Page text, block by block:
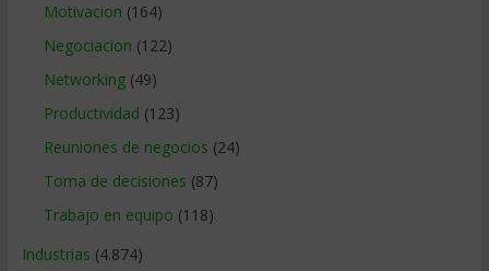
Motivacion (164)
Negociacion (122)
Networking(49)
Productividad (123)
Reuniones de negocios (24)
Toma de decisiones (87)
Trabajo en equipo (118)
Industrias (4.874)